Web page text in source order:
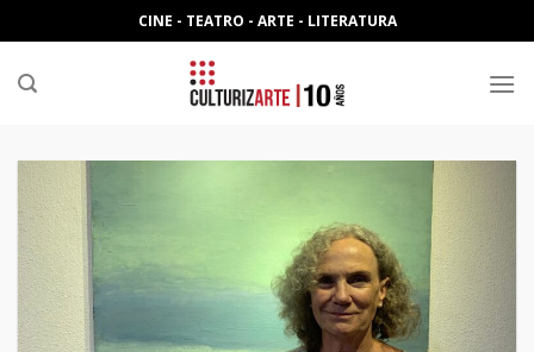
to
content
CINE - TEATRO - ARTE - LITERATURA